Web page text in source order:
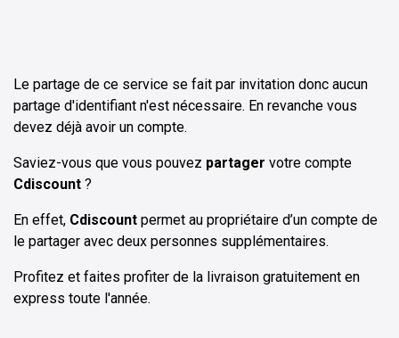
Le partage de ce service se fait par invitation donc aucun
partage d'identifiant n'est nécessaire. En revanche vous
devez déjà avoir un compte.
Saviez-vous que vous pouvez partager votre compte
Cdiscount ?
En effet, Cdiscount permet au propriétaire d’un compte de
le partager avec deux personnes supplémentaires.
Profitez et faites profiter de la livraison gratuitement en
express toute l'année.